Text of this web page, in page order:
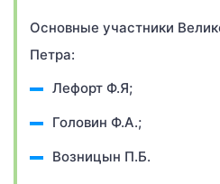
Основные участники
Петра:
Лефорт Ф.Я;
Головин Ф.А.;
Возницын П.Б.